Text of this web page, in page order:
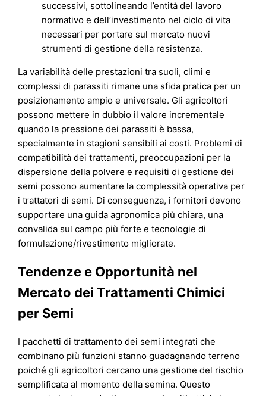
successivi, sottolineando l’entità del lavoro
normativo e dell’investimento nel ciclo di vita
necessari per portare sul mercato nuovi
strumenti di gestione della resistenza.
La variabilità delle prestazioni tra suoli, climi e
complessi di parassiti rimane una sfida pratica per un
posizionamento ampio e universale. Gli agricoltori
possono mettere in dubbio il valore incrementale
quando la pressione dei parassiti è bassa,
specialmente in stagioni sensibili ai costi. Problemi di
compatibilità dei trattamenti, preoccupazioni per la
dispersione della polvere e requisiti di gestione dei
semi possono aumentare la complessità operativa per
i trattatori di semi. Di conseguenza, i fornitori devono
supportare una guida agronomica più chiara, una
convalida sul campo più forte e tecnologie di
formulazione/rivestimento migliorate.
Tendenze e Opportunità nel
Mercato dei Trattamenti Chimici
per Semi
I pacchetti di trattamento dei semi integrati che
combinano più funzioni stanno guadagnando terreno
poiché gli agricoltori cercano una gestione del rischio
semplificata al momento della semina. Questo